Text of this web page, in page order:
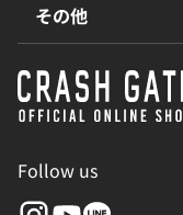
その他
Follow us